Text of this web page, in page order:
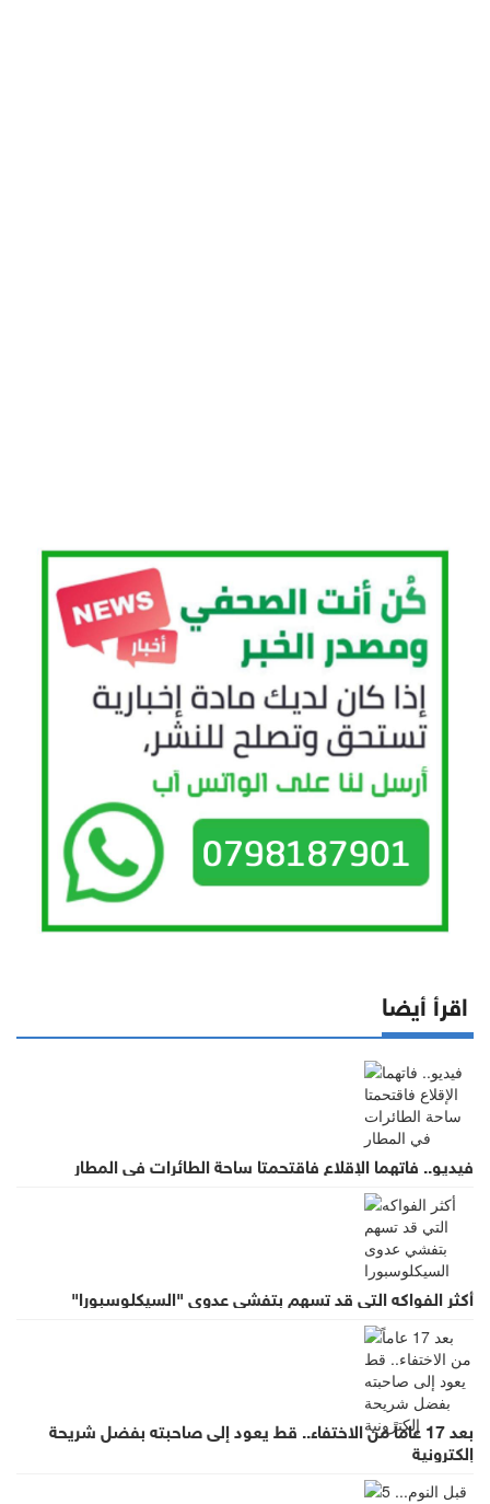
اقرأ أيضا
فيديو.. فاتهما الإقلاع فاقتحمتا ساحة الطائرات في المطار
أكثر الفواكه التي قد تسهم بتفشي عدوى "السيكلوسبورا"
بعد 17 عاماً من الاختفاء.. قط يعود إلى صاحبته بفضل شريحة
إلكترونية